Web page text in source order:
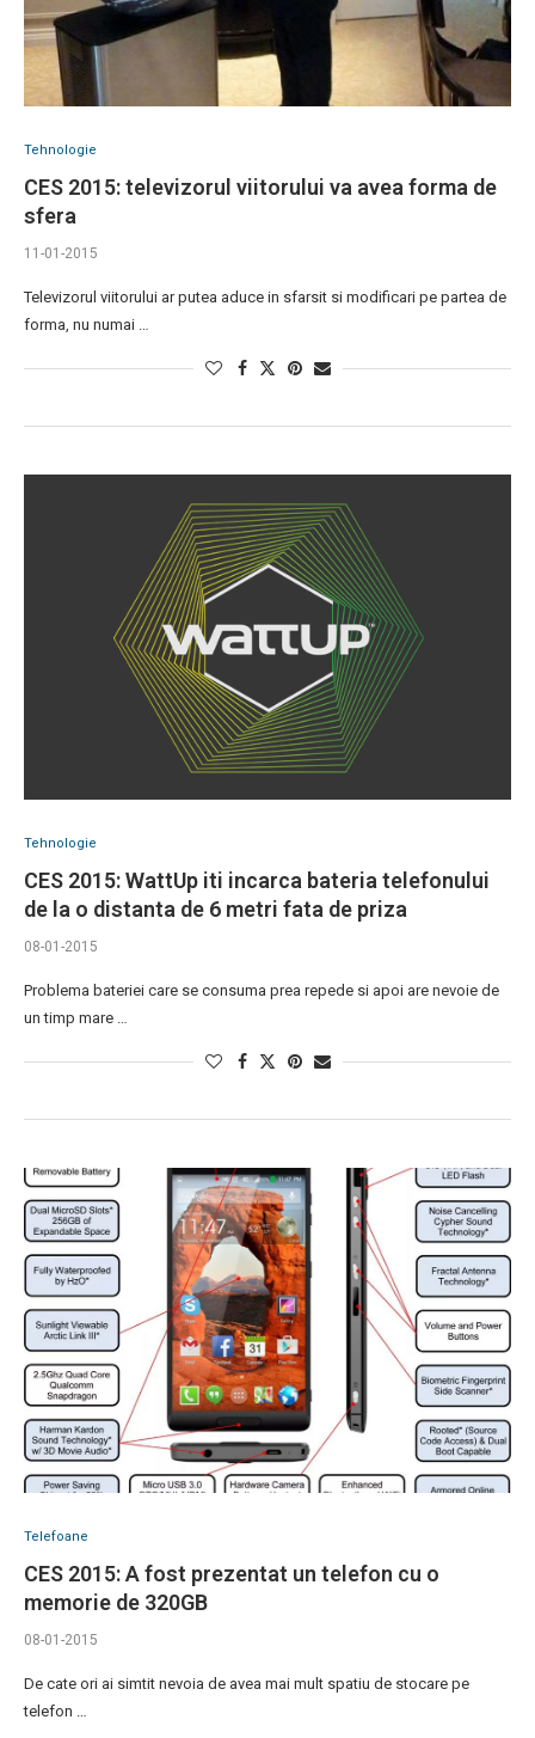
Tehnologie
CES 2015: televizorul viitorului va avea forma de
sfera
11-01-2015
Televizorul viitorului ar putea aduce in sfarsit si modificari pe partea de
forma, nu numai …
Tehnologie
CES 2015: WattUp iti incarca bateria telefonului
de la o distanta de 6 metri fata de priza
08-01-2015
Problema bateriei care se consuma prea repede si apoi are nevoie de
un timp mare …
Telefoane
CES 2015: A fost prezentat un telefon cu o
memorie de 320GB
08-01-2015
De cate ori ai simtit nevoia de avea mai mult spatiu de stocare pe
telefon …